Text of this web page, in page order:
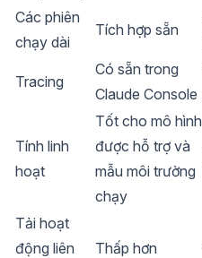
Các phiên
chạy dài
Tích hợp sẵn
Tracing
Có sẵn trong
Claude Console
Tính linh
hoạt
Tốt cho mô hình
được hỗ trợ và
mẫu môi trường
chạy
Tải hoạt
động liên
Thấp hơn